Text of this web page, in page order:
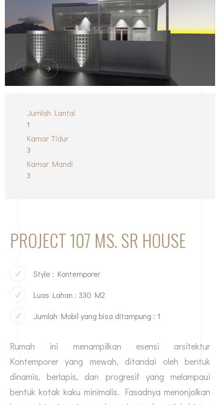
Jumlah Lantai
1
Kamar Tidur
3
Kamar Mandi
3
PROJECT 107 MS. SR HOUSE
Style : Kontemporer
Luas Lahan : 330 M2
Jumlah Mobil yang bisa ditampung : 1
Rumah ini menampilkan esensi arsitektur
Kontemporer yang mewah, ditandai oleh bentuk
dinamis, berlapis, dan progresif yang melampaui
bentuk kotak kaku minimalis. Fasadnya menonjolkan